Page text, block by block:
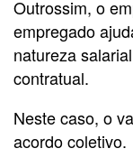
Outrossim, o
empregado
natureza
contratual.
Neste caso, o
acordo coletivo.